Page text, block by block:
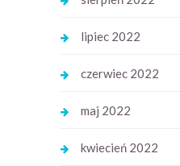
lipiec 2022
czerwiec 2022
maj 2022
kwiecień 2022